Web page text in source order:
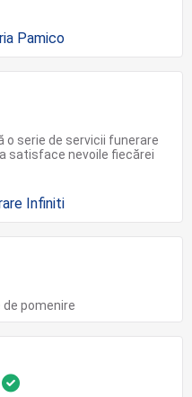
o serie de servicii funerare
satisface nevoile fiecărei
pomenire